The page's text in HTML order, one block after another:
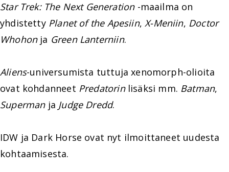
Star Trek: The Next Generation-maailma on
yhdistetty Planet of the Apesiin,X-Meniin, Doctor
Whohonja Green Lanterniin.
Aliens-universumista tuttuja xenomorph-olioita
ovat kohdanneet Predatorinlisäksi mm. Batman,
Supermanja Judge Dredd.
IDW ja Dark Horse ovat nyt ilmoittaneet uudesta
kohtaamisesta.